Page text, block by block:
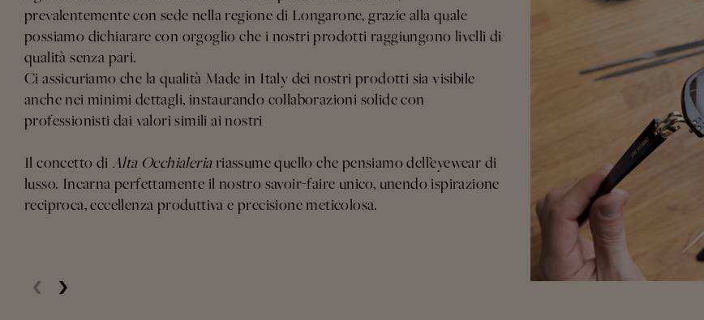
prevalentemente con sede nella regione di Longarone, grazie alla quale
possiamo dichiarare con orgoglio che i nostri prodotti raggiungono livelli di
qualità senza pari.
Ci assicuriamo che la qualità Made in Italy dei nostri prodotti sia visibile
anche nei minimi dettagli, instaurando collaborazioni solide con
professionisti dai valori simili ai nostri
Il concetto di Alta Occhialeriariassume quello che pensiamo dell’eyewear di
lusso. Incarna perfettamente il nostro savoir-faire unico, unendo ispirazione
reciproca, eccellenza produttiva e precisione meticolosa.